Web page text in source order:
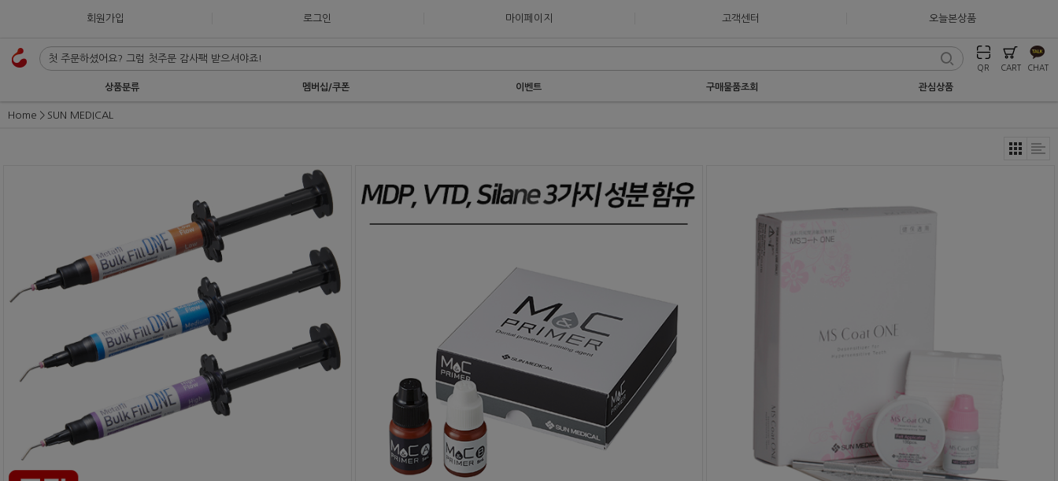
회원가입 로그인 마이페이지 고객센터 오늘본상품
QR CART CHAT
상품분류 멤버십/쿠폰 이벤트 구매물품조회 관심상품
Home SUN MEDICAL